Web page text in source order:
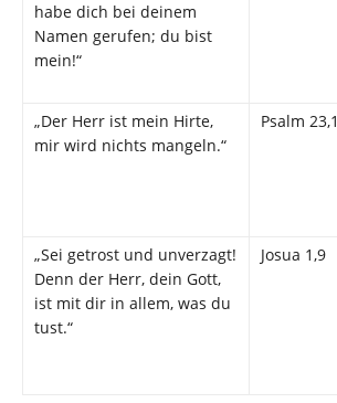
habe dich bei deinem
Namen gerufen; du bist
mein!“
„Der Herr ist mein Hirte,
mir wird nichts mangeln.“
Psalm 23,1
„Sei getrost und unverzagt!
Denn der Herr, dein Gott,
ist mit dir in allem, was du
tust.“
Josua 1,9